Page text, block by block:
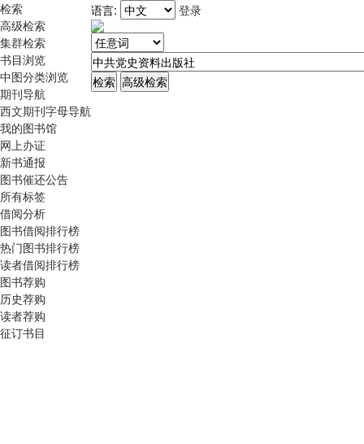
检索
高级检索
集群检索
书目浏览
中图分类浏览
期刊导航
西文期刊字母导航
我的图书馆
网上办证
新书通报
图书催还公告
所有标签
借阅分析
图书借阅排行榜
热门图书排行榜
读者借阅排行榜
图书荐购
历史荐购
读者荐购
征订书目
语言: 登录